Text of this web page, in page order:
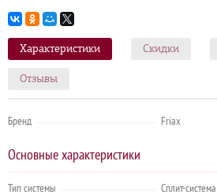
Характеристики Скидки
Отзывы
Бренд Friax
Основные характеристики
Тип системы
Сплит-система